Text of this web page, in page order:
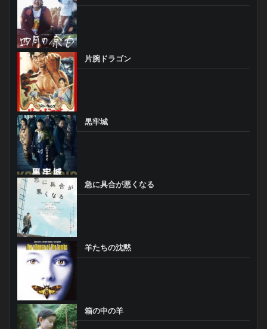
片腕ドラゴン
黒牢城
急に具合が悪くなる
羊たちの沈黙
箱の中の羊